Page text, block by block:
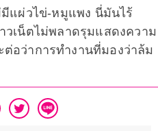
แผ่วไข่-หมูแพง นี่มันไร้
เน็ตไม่พลาดรุมแสดงความ
อว่าการทำงานที่มองว่าล้ม